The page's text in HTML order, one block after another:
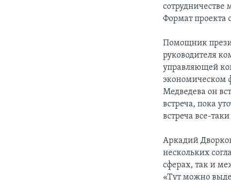
Формат проекта
Помощник
руководителя
управляющей
экономическом
Медведева он
встреча, пока
встреча все-таки
Аркадий
нескольких
сферах, так и
«Тут можно